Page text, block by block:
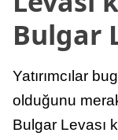
Bulgar
Yatırımcılar
olduğunu
Bulgar Levası